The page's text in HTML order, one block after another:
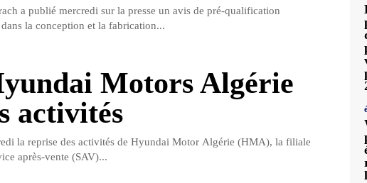
a publié mercredi sur la presse un avis de pré-qualification
la conception et la fabrication...
Motors Algérie
activités
la reprise des activités de Hyundai Motor Algérie (HMA), la filiale
après-vente (SAV)...